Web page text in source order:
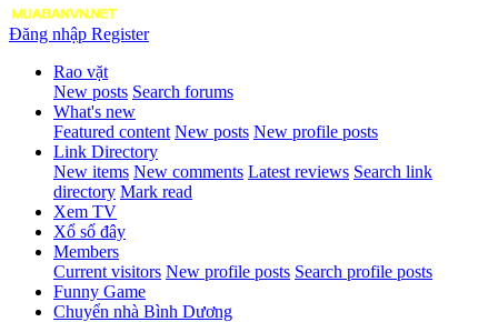
Đăng nhập Register
Rao vặt
New posts Search forums
What's new
Featured content New posts New profile posts
Link Directory
New items New comments Latest reviews Search link
directory Mark read
Xem TV
Xổ số đây
Members
Current visitors New profile posts Search profile posts
Funny Game
Chuyển nhà Bình Dương